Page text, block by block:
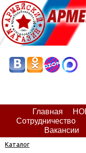
Главная
Сотрудничество
Вакансии
Каталог